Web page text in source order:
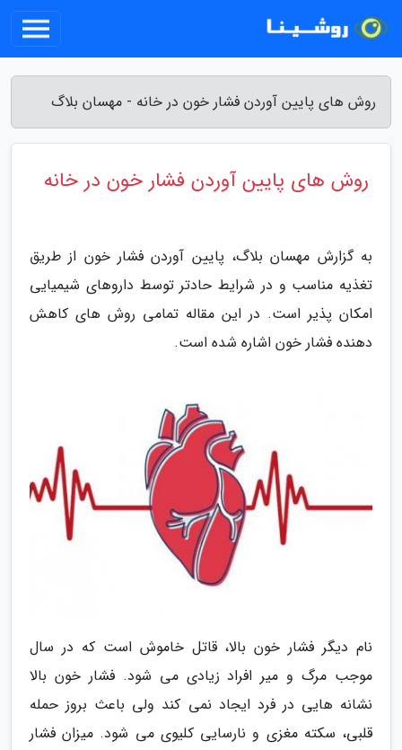
روش های پایین آوردن فشار خون در خانه - مهسان بلاگ
روش های پایین آوردن فشار خون در خانه
به گزارش مهسان بلاگ، پایین آوردن فشار خون از طریق
تغذیه مناسب و در شرایط حادتر توسط داروهای شیمیایی
امکان پذیر است. در این مقاله تمامی روش های کاهش
دهنده فشار خون اشاره شده است.
نام دیگر فشار خون بالا، قاتل خاموش است که در سال
موجب مرگ و میر افراد زیادی می شود. فشار خون بالا
نشانه هایی در فرد ایجاد نمی کند ولی باعث بروز حمله
قلبی، سکته مغزی و نارسایی کلیوی می شود. میزان فشار